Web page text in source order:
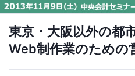
東京・大阪以外の都
Web制作業のための